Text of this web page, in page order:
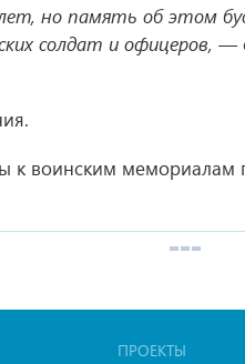
но память об этом
солдат и офицеров, —
к воинским мемориалам
ПРОЕКТЫ